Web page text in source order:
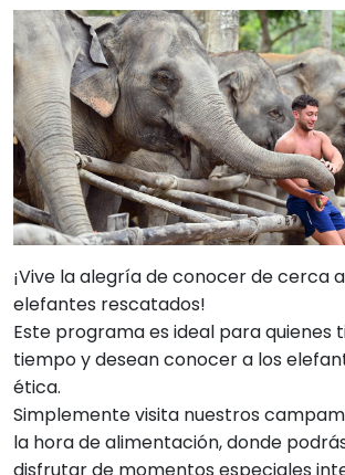
¡Vive la alegría de conocer de cerca
elefantes rescatados!
Este programa es ideal para quienes
tiempo y desean conocer a los
ética.
Simplemente visita nuestros
la hora de alimentación, donde
disfrutar de momentos especiales